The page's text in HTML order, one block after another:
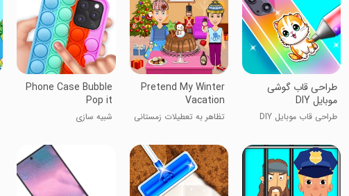
طراحی قاب گوشی
موبایل DIY
طراحی قاب موبایل DIY
Pretend My Winter
Vacation
تظاهر به تعطیلات زمستانی
Phone Case Bubble
Pop it
شبیه سازی